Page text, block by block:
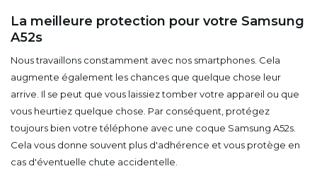
La meilleure protection pour votre Samsung
A52s
Nous travaillons constamment avec nos smartphones. Cela
augmente également les chances que quelque chose leur
arrive. Il se peut que vous laissiez tomber votre appareil ou que
vous heurtiez quelque chose. Par conséquent, protégez
toujours bien votre téléphone avec une coque Samsung A52s.
Cela vous donne souvent plus d'adhérence et vous protège en
cas d'éventuelle chute accidentelle.